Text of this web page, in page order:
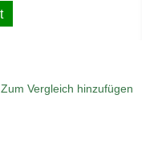
Zum Vergleich hinzufügen